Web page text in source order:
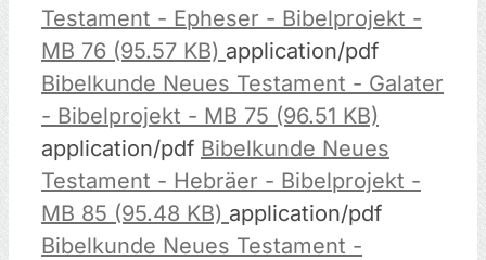
Testament - Epheser - Bibelprojekt -
MB 76 (95.57 KB) application/pdf
Bibelkunde Neues Testament - Galater
- Bibelprojekt - MB 75 (96.51 KB)
application/pdf Bibelkunde Neues
Testament - Hebräer - Bibelprojekt -
MB 85 (95.48 KB) application/pdf
Bibelkunde Neues Testament -